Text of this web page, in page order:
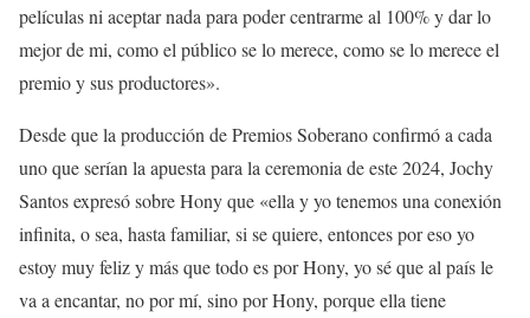
películas ni aceptar nada para poder centrarme al 100% y dar lo
mejor de mi, como el público se lo merece, como se lo merece el
premio y sus productores».
Desde que la producción de Premios Soberano confirmó a cada
uno que serían la apuesta para la ceremonia de este 2024, Jochy
Santos expresó sobre Hony que «ella y yo tenemos una conexión
infinita, o sea, hasta familiar, si se quiere, entonces por eso yo
estoy muy feliz y más que todo es por Hony, yo sé que al país le
va a encantar, no por mí, sino por Hony, porque ella tiene